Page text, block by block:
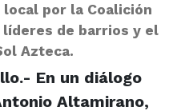
por la Coalición
líderes de barrios y el
Azteca.
En un diálogo
Altamirano,